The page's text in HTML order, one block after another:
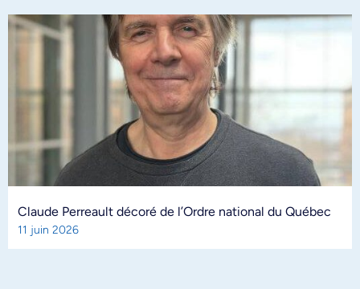
Claude Perreault décoré de l’Ordre national du Québec
11 juin 2026